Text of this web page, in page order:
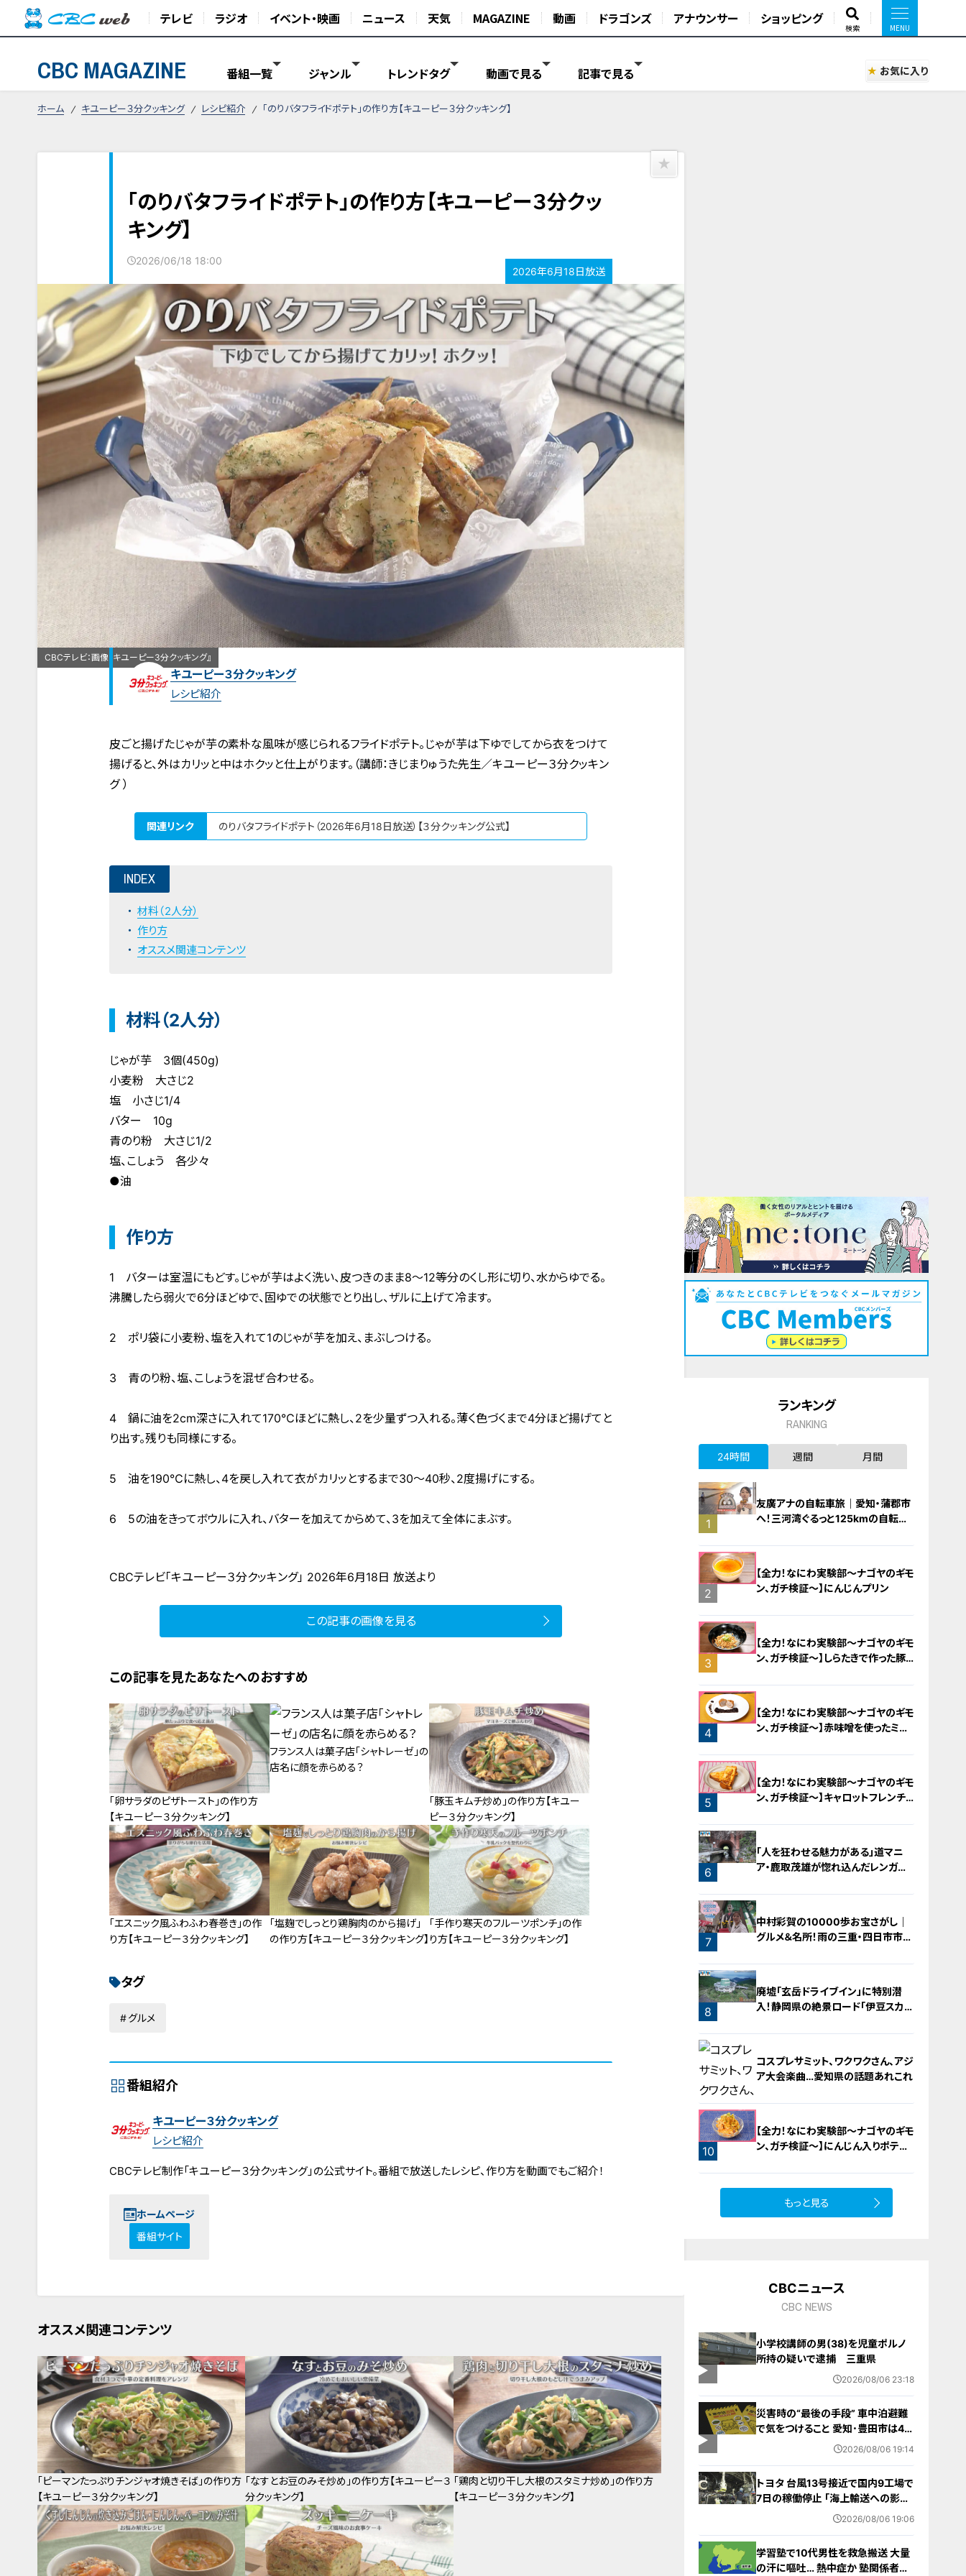
テレビ ラジオ イベント・映画 ニュース 天気 MAGAZINE 動画 ドラゴンズ アナウンサー ショッピング
検索
CBC MAGAZINE 番組一覧 ジャンル トレンドタグ 動画で見る 記事で見る お気に入り
ホーム キユーピー３分クッキング レシピ紹介 「のりバタフライドポテト」の作り方【キユーピー３分クッキング】
「のりバタフライドポテト」の作り方【キユーピー３分クッ
キング】
2026/06/18 18:00
2026年6月18日放送
CBCテレビ：画像『キユーピー3分クッキング』
キユーピー３分クッキング
レシピ紹介
皮ごと揚げたじゃが芋の素朴な風味が感じられるフライドポテト。じゃが芋は下ゆでしてから衣をつけて
揚げると、外はカリッと中はホクッと仕上がります。（講師：きじまりゅうた先生／キユーピー３分クッキン
グ ）
関連リンク のりバタフライドポテト（2026年6月18日放送）【３分クッキング公式】
INDEX
材料（2人分）
作り方
オススメ関連コンテンツ
材料（2人分）
じゃが芋 3個(450g)
小麦粉 大さじ2
塩 小さじ1/4
バター 10g
青のり粉 大さじ1/2
塩、こしょう 各少々
●油
作り方
1 バターは室温にもどす。じゃが芋はよく洗い、皮つきのまま8～12等分のくし形に切り、水からゆでる。
沸騰したら弱火で6分ほどゆで、固ゆでの状態でとり出し、ザルに上げて冷ます。
2 ポリ袋に小麦粉、塩を入れて1のじゃが芋を加え、まぶしつける。
3 青のり粉、塩、こしょうを混ぜ合わせる。
4 鍋に油を2cm深さに入れて170℃ほどに熱し、2を少量ずつ入れる。薄く色づくまで4分ほど揚げてと
り出す。残りも同様にする。
5 油を190℃に熱し、4を戻し入れて衣がカリッとするまで30～40秒、2度揚げにする。
6 5の油をきってボウルに入れ、バターを加えてからめて、3を加えて全体にまぶす。
CBCテレビ「キユーピー３分クッキング」 2026年6月18日 放送より
この記事の画像を見る
この記事を見たあなたへのおすすめ
「卵サラダのピザトースト」の作り方
【キユーピー３分クッキング】
フランス人は菓子店「シャトレーゼ」の
店名に顔を赤らめる？
「豚玉キムチ炒め」の作り方【キユー
ピー３分クッキング】
「エスニック風ふわふわ春巻き」の作
り方【キユーピー３分クッキング】
「塩麹でしっとり鶏胸肉のから揚げ」
の作り方【キユーピー３分クッキング】
「手作り寒天のフルーツポンチ」の作
り方【キユーピー３分クッキング】
タグ
グルメ
番組紹介
キユーピー３分クッキング
レシピ紹介
CBCテレビ制作「キユーピー３分クッキング」の公式サイト。番組で放送したレシピ、作り方を動画でもご紹介！
ホームページ
番組サイト
オススメ関連コンテンツ
「ピーマンたっぷりチンジャオ焼きそば」の作り方
【キユーピー３分クッキング】
「なすとお豆のみそ炒め」の作り方【キユーピー３
分クッキング】
「鶏肉と切り干し大根のスタミナ炒め」の作り方
【キユーピー３分クッキング】
ランキング
RANKING
24時間 週間 月間
1
友廣アナの自転車旅｜愛知・蒲郡市
へ！三河湾ぐるっと125kmの自転車
2
【全力！なにわ実験部～ナゴヤのギモ
ン、ガチ検証～】にんじんプリン
3
【全力！なにわ実験部～ナゴヤのギモ
ン、ガチ検証～】しらたきで作った豚
4
【全力！なにわ実験部～ナゴヤのギモ
ン、ガチ検証～】赤味噌を使ったミル
5
【全力！なにわ実験部～ナゴヤのギモ
ン、ガチ検証～】キャロットフレンチ
6
「人を狂わせる魅力がある」道マニ
ア・鹿取茂雄が惚れ込んだレンガの
7
中村彩賀の10000歩お宝さがし｜
グルメ＆名所！雨の三重・四日市市で
8
廃墟「玄岳ドライブイン」に特別潜
入！静岡県の絶景ロード「伊豆スカイ
コスプレサミット、ワクワクさん、アジ
ア大会楽曲…愛知県の話題あれこれ
10
【全力！なにわ実験部～ナゴヤのギモ
ン、ガチ検証～】にんじん入りポテト
もっと見る
CBCニュース
CBC NEWS
小学校講師の男(38)を児童ポルノ
所持の疑いで逮捕 三重県
2026/08/06 23:18
災害時の“最後の手段” 車中泊避難
で気をつけること 愛知･豊田市は4年
前からマニュアル作成 最悪の場合2026/08/06 19:14
トヨタ 台風13号接近で国内9工場で
7日の稼働停止 ｢海上輸送への影響
を踏まえ判断｣ 夏季連休明けの17日
2026/08/06 19:06
学習塾で10代男性を救急搬送 大量
の汗に嘔吐… 熱中症か 塾関係者が